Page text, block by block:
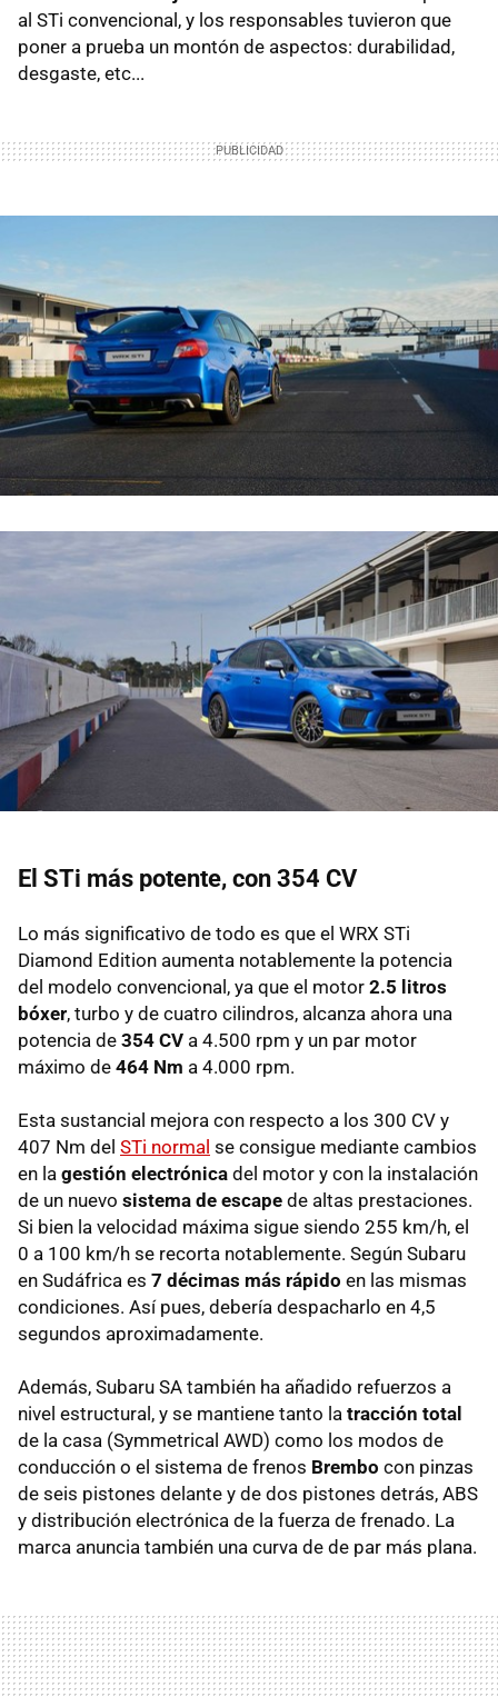
al STi convencional, y los responsables tuvieron que
poner a prueba un montón de aspectos: durabilidad,
desgaste, etc...
El STi más potente, con 354 CV
Lo más significativo de todo es que el WRX STi
Diamond Edition aumenta notablemente la potencia
del modelo convencional, ya que el motor 2.5 litros
bóxer, turbo y de cuatro cilindros, alcanza ahora una
potencia de 354 CV a 4.500 rpm y un par motor
máximo de 464 Nm a 4.000 rpm.
Esta sustancial mejora con respecto a los 300 CV y
407 Nm del STi normal se consigue mediante cambios
en la gestión electrónica del motor y con la instalación
de un nuevo sistema de escape de altas prestaciones.
Si bien la velocidad máxima sigue siendo 255 km/h, el
0 a 100 km/h se recorta notablemente. Según Subaru
en Sudáfrica es 7 décimas más rápido en las mismas
condiciones. Así pues, debería despacharlo en 4,5
segundos aproximadamente.
Además, Subaru SA también ha añadido refuerzos a
nivel estructural, y se mantiene tanto la tracción total
de la casa (Symmetrical AWD) como los modos de
conducción o el sistema de frenos Brembo con pinzas
de seis pistones delante y de dos pistones detrás, ABS
y distribución electrónica de la fuerza de frenado. La
marca anuncia también una curva de de par más plana.